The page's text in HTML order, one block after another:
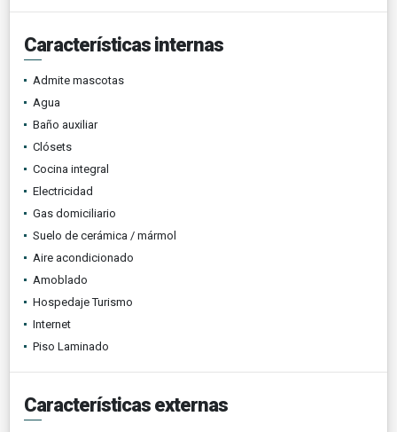
Características internas
Admite mascotas
Agua
Baño auxiliar
Clósets
Cocina integral
Electricidad
Gas domiciliario
Suelo de cerámica / mármol
Aire acondicionado
Amoblado
Hospedaje Turismo
Internet
Piso Laminado
Características externas